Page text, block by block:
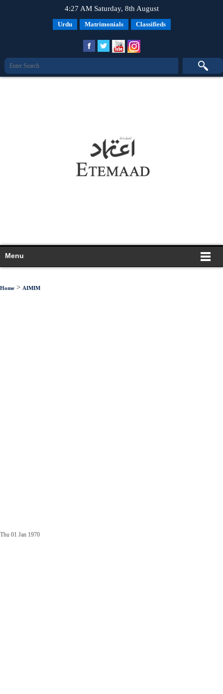
4:27 AM Saturday, 8th August
Urdu Matrimonials Classifieds
Menu
Home > AIMIM
Thu 01 Jan 1970